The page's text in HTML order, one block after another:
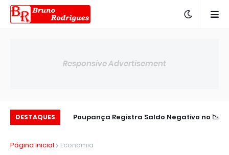
Responsive Advertisement
DESTAQUES
📉 Poupança Registra Saldo Negativo no
Dólar em Alta
Página inicial
Economia